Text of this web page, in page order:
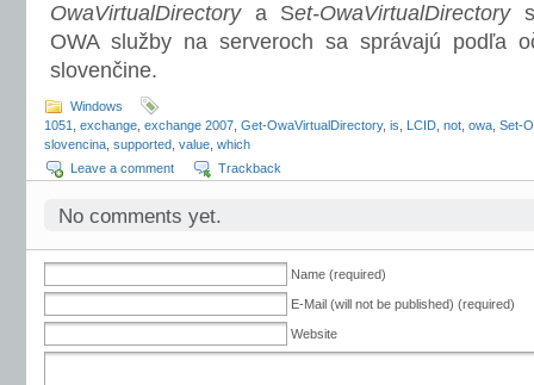
OwaVirtualDirectorya Set-OwaVirtualDirectory
OWA služby na serveroch sa správajú podľa
slovenčine.
Windows
1051
exchange exchange 2007 Get-OwaVirtualDirectory, is LCID not owa Set-
slovencina supported value which
Leave a comment
Trackback
No comments yet.
Name (required)
E-Mail (will not be published) (required)
Website